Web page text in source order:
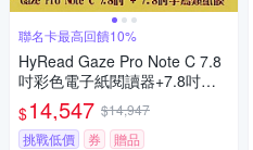
聯名卡最高回饋10%
HyRead Gaze Pro Note C 7.8
吋彩色電子紙閱讀器+7.8吋手
寫類紙膜 (組合)
$14,547 $14,947
挑戰低價
券 贈品